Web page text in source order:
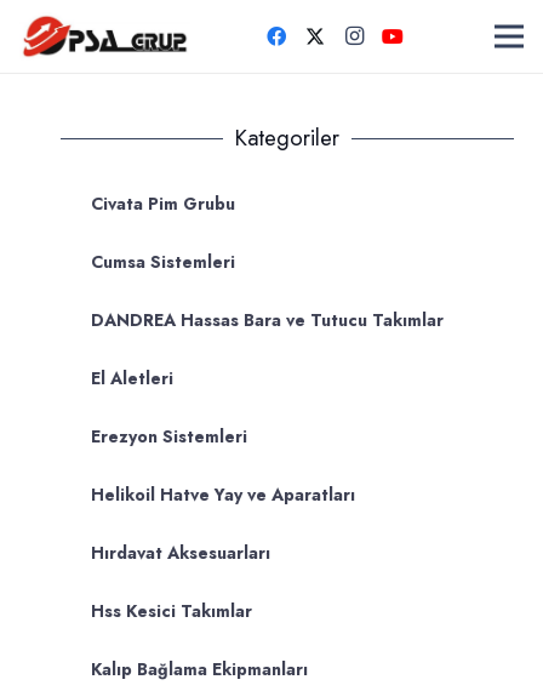
Kategoriler
Civata Pim Grubu
Cumsa Sistemleri
DANDREA Hassas Bara ve Tutucu Takımlar
El Aletleri
Erezyon Sistemleri
Helikoil Hatve Yay ve Aparatları
Hırdavat Aksesuarları
Hss Kesici Takımlar
Kalıp Bağlama Ekipmanları